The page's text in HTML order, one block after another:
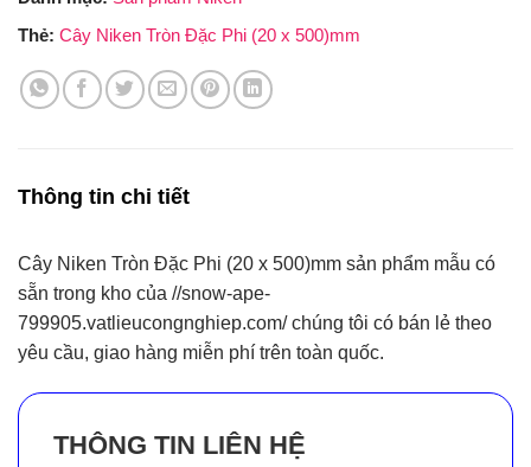
Thẻ: Cây Niken Tròn Đặc Phi (20 x 500)mm
Thông tin chi tiết
Cây Niken Tròn Đặc Phi (20 x 500)mm sản phẩm mẫu có
sẵn trong kho của //snow-ape-
799905.vatlieucongnghiep.com/ chúng tôi có bán lẻ theo
yêu cầu, giao hàng miễn phí trên toàn quốc.
THÔNG TIN LIÊN HỆ